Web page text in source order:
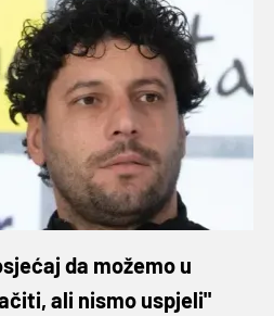
da možemo u
ali nismo uspjeli"